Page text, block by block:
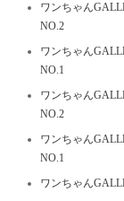
ワンちゃん
NO.2
ワンちゃん
NO.1
ワンちゃん
NO.2
ワンちゃん
NO.1
ワンちゃん